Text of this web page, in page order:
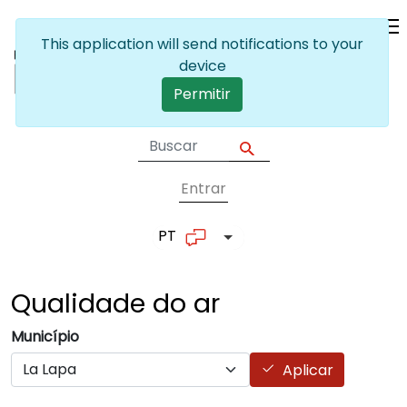
User account
Entrar
PT Lista de ações adicionais
Qualidade do ar
Município
Aplicar
This application will send notifications to your
device
Permitir